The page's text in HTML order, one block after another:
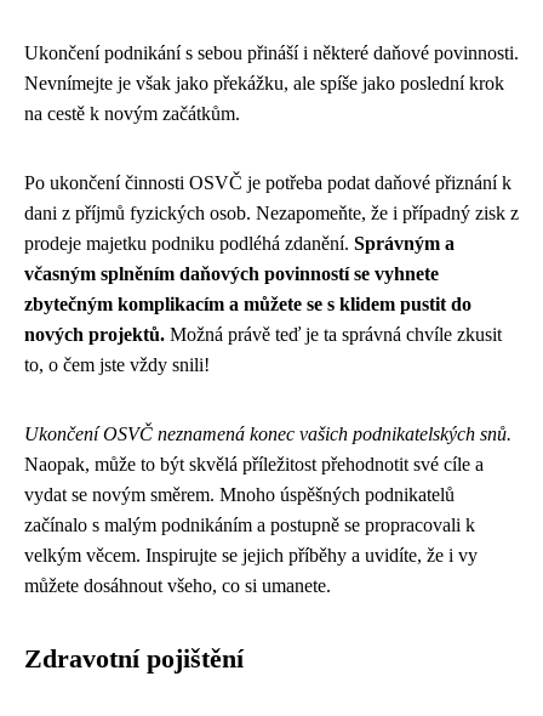
Ukončení podnikání s sebou přináší i některé daňové povinnosti.
Nevnímejte je však jako překážku, ale spíše jako poslední krok
na cestě k novým začátkům.
Po ukončení činnosti OSVČ je potřeba podat daňové přiznání k
dani z příjmů fyzických osob. Nezapomeňte, že i případný zisk z
prodeje majetku podniku podléhá zdanění. Správným a
včasným splněním daňových povinností se vyhnete
zbytečným komplikacím a můžete se s klidem pustit do
nových projektů. Možná právě teď je ta správná chvíle zkusit
to, o čem jste vždy snili!
Ukončení OSVČ neznamená konec vašich podnikatelských snů.
Naopak, může to být skvělá příležitost přehodnotit své cíle a
vydat se novým směrem. Mnoho úspěšných podnikatelů
začínalo s malým podnikáním a postupně se propracovali k
velkým věcem. Inspirujte se jejich příběhy a uvidíte, že i vy
můžete dosáhnout všeho, co si umanete.
Zdravotní pojištění